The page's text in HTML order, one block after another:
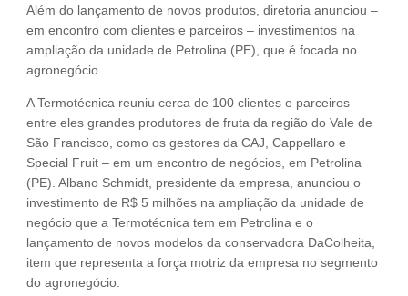
Além do lançamento de novos produtos, diretoria anunciou –
em encontro com clientes e parceiros – investimentos na
ampliação da unidade de Petrolina (PE), que é focada no
agronegócio.
A Termotécnica reuniu cerca de 100 clientes e parceiros –
entre eles grandes produtores de fruta da região do Vale de
São Francisco, como os gestores da CAJ, Cappellaro e
Special Fruit – em um encontro de negócios, em Petrolina
(PE). Albano Schmidt, presidente da empresa, anunciou o
investimento de R$ 5 milhões na ampliação da unidade de
negócio que a Termotécnica tem em Petrolina e o
lançamento de novos modelos da conservadora DaColheita,
item que representa a força motriz da empresa no segmento
do agronegócio.